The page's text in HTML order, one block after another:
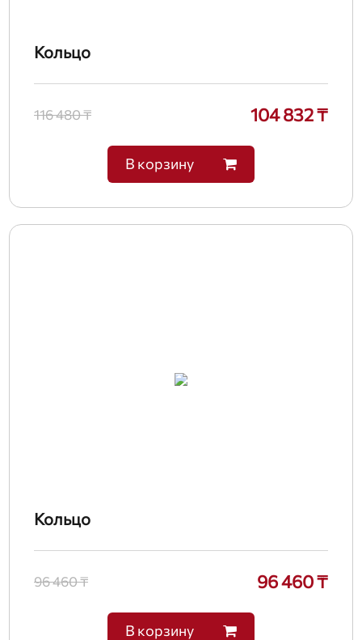
Кольцо
116 480 ₸ 104 832 ₸
В корзину
Кольцо
96 460 ₸ 96 460 ₸
В корзину